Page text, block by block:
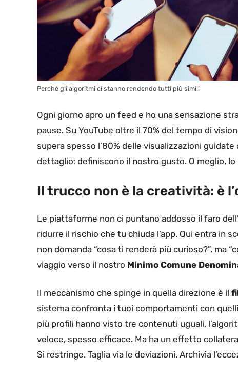
Perché gli algoritmi ci stanno rendendo tutti più simili
Ogni giorno apro un feed e ho una sensazione
pause. Su YouTube oltre il 70% del tempo di
supera spesso l’80% delle visualizzazioni
dettaglio: definiscono il nostro gusto. O meglio, lo
Il trucco non è la creatività: è
Le piattaforme non ci puntano addosso il faro
ridurre il rischio che tu chiuda l’app. Qui entra in
non domanda “cosa ti renderà più curioso?”, ma
viaggio verso il nostro Minimo Comune
Il meccanismo che spinge in quella direzione è il
sistema confronta i tuoi comportamenti con
più profili hanno visto tre contenuti uguali,
veloce, spesso efficace. Ma ha un effetto
Si restringe. Taglia via le deviazioni. Archivia